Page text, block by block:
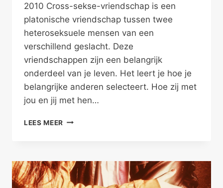
2010 Cross-sekse-vriendschap is een
platonische vriendschap tussen twee
heteroseksuele mensen van een
verschillend geslacht. Deze
vriendschappen zijn een belangrijk
onderdeel van je leven. Het leert je hoe je
belangrijke anderen selecteert. Hoe zij met
jou en jij met hen…
LEES MEER HOUDT